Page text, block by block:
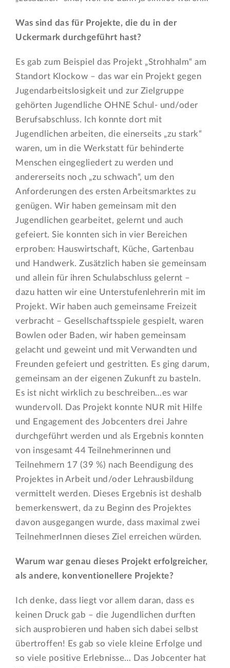
Was sind das für Projekte, die du in der
Uckermark durchgeführt hast?
Es gab zum Beispiel das Projekt „Strohhalm“ am
Standort Klockow – das war ein Projekt gegen
Jugendarbeitslosigkeit und zur Zielgruppe
gehörten Jugendliche OHNE Schul- und/oder
Berufsabschluss. Ich konnte dort mit
Jugendlichen arbeiten, die einerseits „zu stark“
waren, um in die Werkstatt für behinderte
Menschen eingegliedert zu werden und
andererseits noch „zu schwach“, um den
Anforderungen des ersten Arbeitsmarktes zu
genügen. Wir haben gemeinsam mit den
Jugendlichen gearbeitet, gelernt und auch
gefeiert. Sie konnten sich in vier Bereichen
erproben: Hauswirtschaft, Küche, Gartenbau
und Handwerk. Zusätzlich haben sie gemeinsam
und allein für ihren Schulabschluss gelernt –
dazu hatten wir eine Unterstufenlehrerin mit im
Projekt. Wir haben auch gemeinsame Freizeit
verbracht – Gesellschaftsspiele gespielt, waren
Bowlen oder Baden, wir haben gemeinsam
gelacht und geweint und mit Verwandten und
Freunden gefeiert und gestritten. Es ging darum,
gemeinsam an der eigenen Zukunft zu basteln.
Es ist nicht wirklich zu beschreiben…es war
wundervoll. Das Projekt konnte NUR mit Hilfe
und Engagement des Jobcenters drei Jahre
durchgeführt werden und als Ergebnis konnten
von insgesamt 44 Teilnehmerinnen und
Teilnehmern 17 (39 %) nach Beendigung des
Projektes in Arbeit und/oder Lehrausbildung
vermittelt werden. Dieses Ergebnis ist deshalb
bemerkenswert, da zu Beginn des Projektes
davon ausgegangen wurde, dass maximal zwei
TeilnehmerInnen dieses Ziel erreichen würden.
Warum war genau dieses Projekt erfolgreicher,
als andere, konventionellere Projekte?
Ich denke, dass liegt vor allem daran, dass es
keinen Druck gab – die Jugendlichen durften
sich ausprobieren und haben sich dabei selbst
übertroffen! Es gab so viele kleine Erfolge und
so viele positive Erlebnisse… Das Jobcenter hat